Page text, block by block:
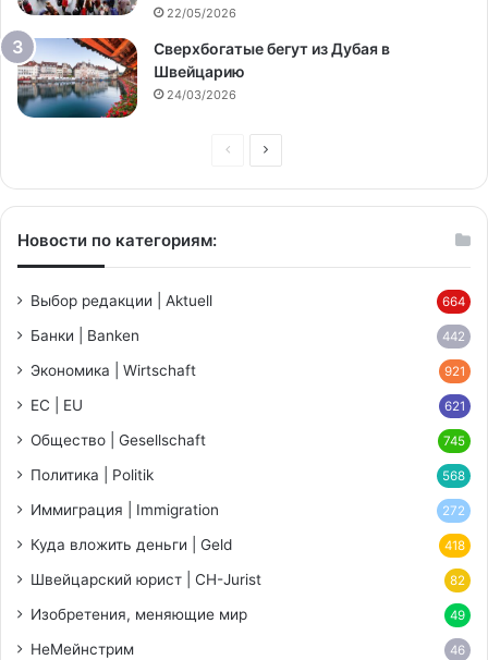
22/05/2026
Сверхбогатые бегут из Дубая в
Швейцарию
24/03/2026
Предыдущая
Следующая
Новости по категориям:
Выбор редакции | Aktuell 664
Банки | Banken 442
Экономика | Wirtschaft 921
ЕС | EU 621
Общество | Gesellschaft 745
Политика | Politik 568
Иммиграция | Immigration 272
Куда вложить деньги | Geld 418
Швейцарский юрист | CH-Jurist 82
Изобретения, меняющие мир 49
НеМейнстрим 46